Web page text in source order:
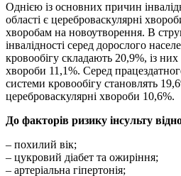
Однією із основних причин
області є цереброваскулярні
хворобам на новоутворення. В
інвалідності серед дорослого
кровообігу складають 20,9%, із
хвороби 11,1%. Серед
системи кровообігу становлять
цереброваскулярні хвороби 10,6%.
До факторів ризику інсульту
– похилий вік;
– цукровий діабет та ожиріння;
– артеріальна гіпертонія;